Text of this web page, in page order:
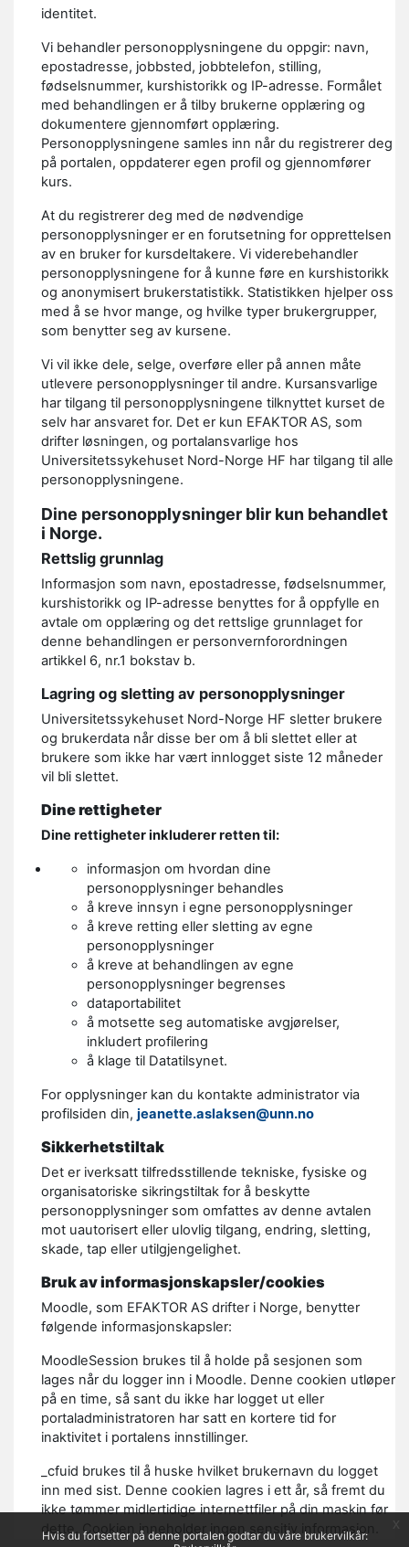
Hvis du fortsetter på denne portalen godtar du våre brukervilkår:
identitet.
Vi behandler personopplysningene du oppgir: navn,
epostadresse, jobbsted, jobbtelefon, stilling,
fødselsnummer, kurshistorikk og IP-adresse. Formålet
med behandlingen er å tilby brukerne opplæring og
dokumentere gjennomført opplæring.
Personopplysningene samles inn når du registrerer deg
på portalen, oppdaterer egen profil og gjennomfører
kurs.
At du registrerer deg med de nødvendige
personopplysninger er en forutsetning for opprettelsen
av en bruker for kursdeltakere. Vi viderebehandler
personopplysningene for å kunne føre en kurshistorikk
og anonymisert brukerstatistikk. Statistikken hjelper oss
med å se hvor mange, og hvilke typer brukergrupper,
som benytter seg av kursene.
Vi vil ikke dele, selge, overføre eller på annen måte
utlevere personopplysninger til andre. Kursansvarlige
har tilgang til personopplysningene tilknyttet kurset de
selv har ansvaret for. Det er kun EFAKTOR AS, som
drifter løsningen, og portalansvarlige hos
Universitetssykehuset Nord-Norge HF har tilgang til alle
personopplysningene.
Dine personopplysninger blir kun behandlet
i Norge.
Rettslig grunnlag
Informasjon som navn, epostadresse, fødselsnummer,
kurshistorikk og IP-adresse benyttes for å oppfylle en
avtale om opplæring og det rettslige grunnlaget for
denne behandlingen er personvernforordningen
artikkel 6, nr.1 bokstav b.
Lagring og sletting av personopplysninger
Universitetssykehuset Nord-Norge HF sletter brukere
og brukerdata når disse ber om å bli slettet eller at
brukere som ikke har vært innlogget siste 12 måneder
vil bli slettet.
Dine rettigheter
Dine rettigheter inkluderer retten til:
informasjon om hvordan dine
personopplysninger behandles
å kreve innsyn i egne personopplysninger
å kreve retting eller sletting av egne
personopplysninger
å kreve at behandlingen av egne
personopplysninger begrenses
dataportabilitet
å motsette seg automatiske avgjørelser,
inkludert profilering
å klage til Datatilsynet.
For opplysninger kan du kontakte administrator via
profilsiden din, jeanette.aslaksen@unn.no
Sikkerhetstiltak
Det er iverksatt tilfredsstillende tekniske, fysiske og
organisatoriske sikringstiltak for å beskytte
personopplysninger som omfattes av denne avtalen
mot uautorisert eller ulovlig tilgang, endring, sletting,
skade, tap eller utilgjengelighet.
Bruk av informasjonskapsler/cookies
Moodle, som EFAKTOR AS drifter i Norge, benytter
følgende informasjonskapsler:
MoodleSession brukes til å holde på sesjonen som
lages når du logger inn i Moodle. Denne cookien utløper
på en time, så sant du ikke har logget ut eller
portaladministratoren har satt en kortere tid for
inaktivitet i portalens innstillinger.
_cfuid brukes til å huske hvilket brukernavn du logget
inn med sist. Denne cookien lagres i ett år, så fremt du
ikke tømmer midlertidige internettfiler på din maskin før
dette. Cookien inneholder ingen sensitiv informasjon.